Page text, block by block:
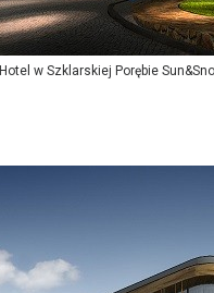
Hotel w Szklarskiej Porębie